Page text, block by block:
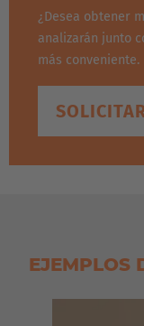
¿Desea obtener
analizarán junto
más conveniente.
EJEMPLOS